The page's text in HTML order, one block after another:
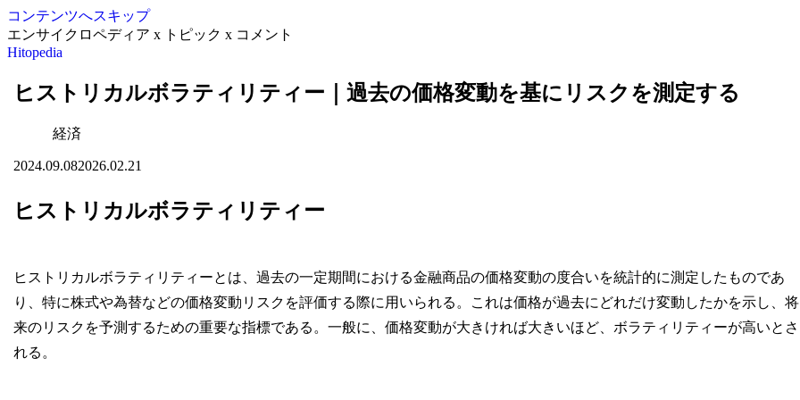
コンテンツへスキップ
エンサイクロペディア x トピック x コメント
Hitopedia
ヒストリカルボラティリティー｜過去の価格変動を基にリスクを測定する
経済
2024.09.082026.02.21
ヒストリカルボラティリティー
ヒストリカルボラティリティーとは、過去の一定期間における金融商品の価格変動の度合いを統計的に測定したものであ
り、特に株式や為替などの価格変動リスクを評価する際に用いられる。これは価格が過去にどれだけ変動したかを示し、将
来のリスクを予測するための重要な指標である。一般に、価格変動が大きければ大きいほど、ボラティリティーが高いとさ
れる。